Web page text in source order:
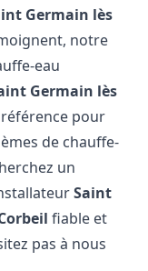
Germain lès
notre
eau
Germain lès
pour
de chauffe-
un
Saint
fiable et
pas à nous